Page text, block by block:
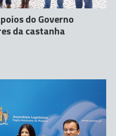
do Governo
da castanha